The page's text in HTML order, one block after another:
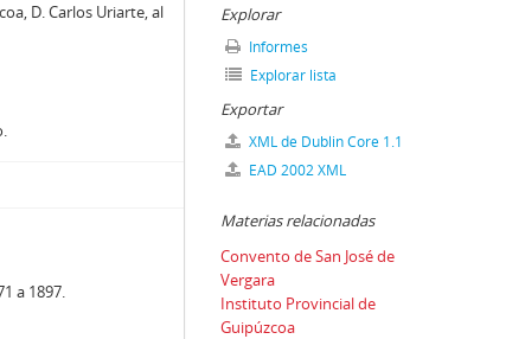
D. Carlos Uriarte, al
a 1897.
Explorar
Informes
Explorar lista
Exportar
XML de Dublin Core 1.1
EAD 2002 XML
Materias relacionadas
Convento de San José de
Vergara
Instituto Provincial de
Guipúzcoa